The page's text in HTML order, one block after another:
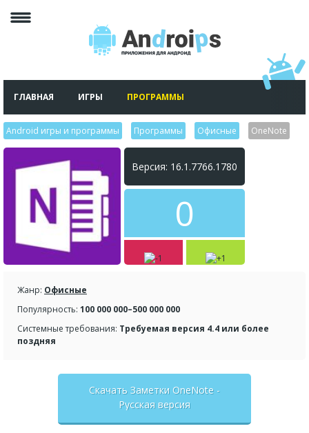
ГЛАВНАЯ ИГРЫ ПРОГРАММЫ
Android игры и программы Программы Офисные OneNote
Версия: 16.1.7766.1780
0
Жанр: Офисные
Популярность: 100 000 000–500 000 000
Системные требования: Требуемая версия 4.4 или более
поздняя
Скачать Заметки OneNote -
Русская версия